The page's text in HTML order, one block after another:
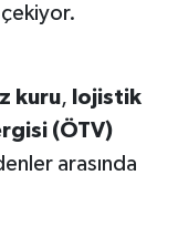
kuru, lojistik
(ÖTV)
arasında